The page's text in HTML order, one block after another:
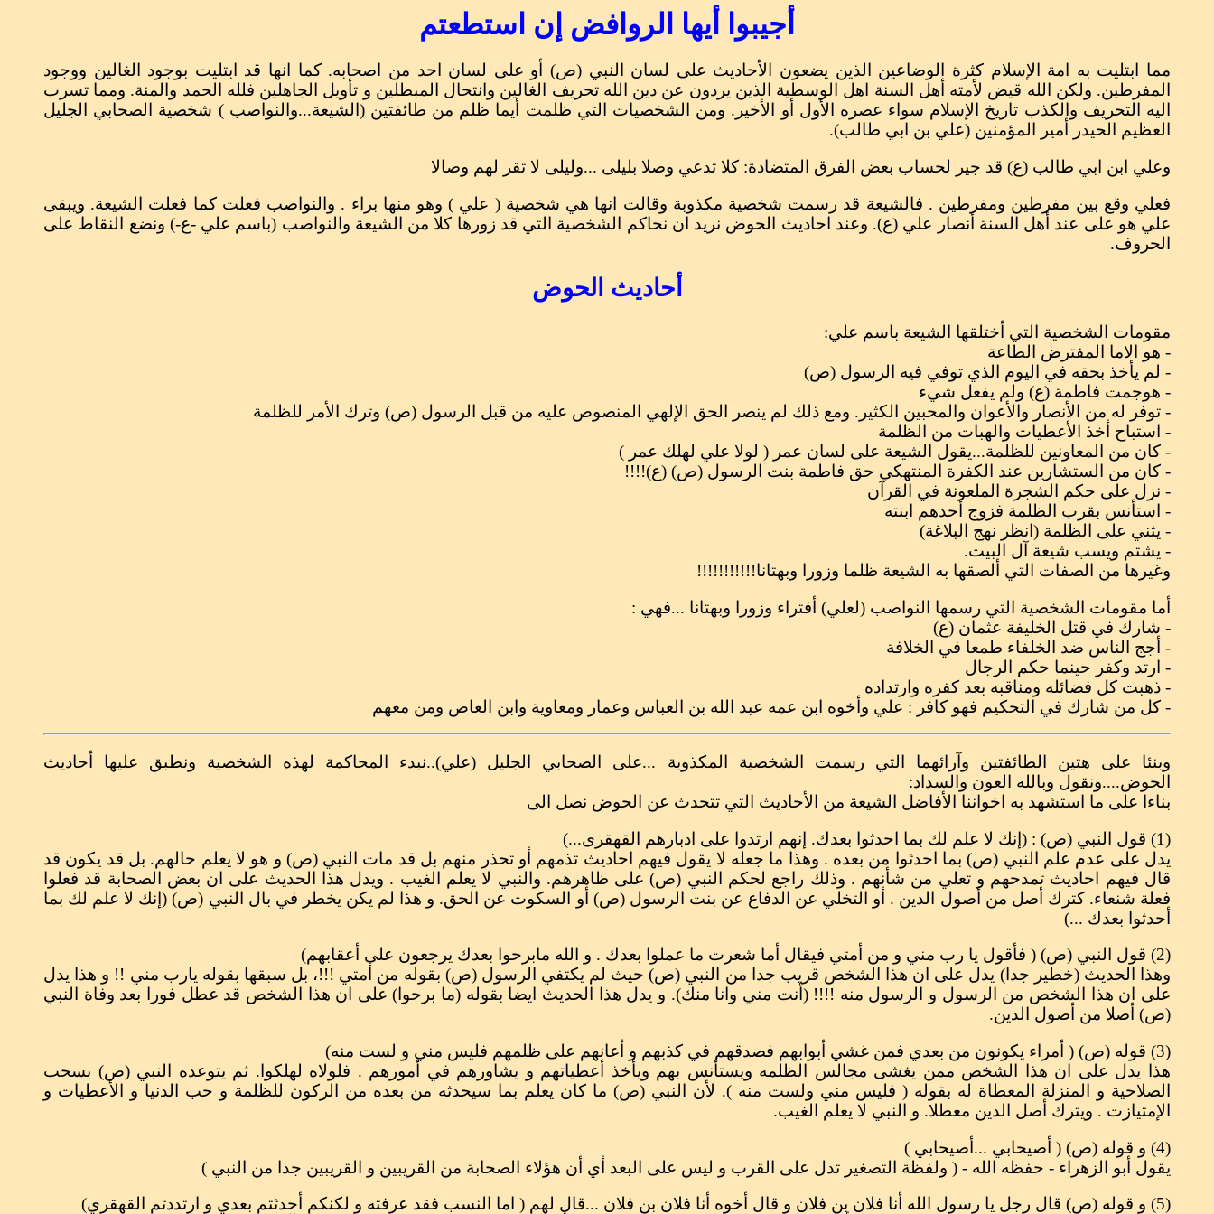
أجيبوا أيها الروافض إن استطعتم
مما ابتليت به امة الإسلام كثرة الوضاعين الذين يضعون الأحاديث على لسان النبي (ص) أو على لسان احد من اصحابه. كما انها قد ابتليت بوجود الغالين ووجود
المفرطين. ولكن الله قيض لأمته أهل السنة اهل الوسطية الذين يردون عن دين الله تحريف الغالين وانتحال المبطلين و تأويل الجاهلين فلله الحمد والمنة. ومما تسرب
اليه التحريف والكذب تاريخ الإسلام سواء عصره الأول أو الأخير. ومن الشخصيات التي ظلمت أيما ظلم من طائفتين (الشيعة...والنواصب ) شخصية الصحابي الجليل
العظيم الحيدر أمير المؤمنين (علي بن ابي طالب).
وعلي ابن ابي طالب (ع) قد جير لحساب بعض الفرق المتضادة: كلا تدعي وصلا بليلى ...وليلى لا تقر لهم وصالا
فعلي وقع بين مفرطين ومفرطين . فالشيعة قد رسمت شخصية مكذوبة وقالت انها هي شخصية ( علي ) وهو منها براء . والنواصب فعلت كما فعلت الشيعة. ويبقى
علي هو على عند أهل السنة أنصار علي (ع). وعند احاديث الحوض نريد ان نحاكم الشخصية التي قد زورها كلا من الشيعة والنواصب (باسم علي -ع-) ونضع النقاط على
الحروف.
أحاديث الحوض
مقومات الشخصية التي أختلقها الشيعة باسم علي:
- هو الاما المفترض الطاعة
- لم يأخذ بحقه في اليوم الذي توفي فيه الرسول (ص)
- هوجمت فاطمة (ع) ولم يفعل شيء
- توفر له من الأنصار والأعوان والمحبين الكثير. ومع ذلك لم ينصر الحق الإلهي المنصوص عليه من قبل الرسول (ص) وترك الأمر للظلمة
- استباح أخذ الأعطيات والهبات من الظلمة
- كان من المعاونين للظلمة...يقول الشيعة على لسان عمر ( لولا علي لهلك عمر )
- كان من الستشارين عند الكفرة المنتهكي حق فاطمة بنت الرسول (ص) (ع)!!!!
- نزل على حكم الشجرة الملعونة في القرآن
- استأنس بقرب الظلمة فزوج أحدهم ابنته
- يثني على الظلمة (انظر نهج البلاغة)
- يشتم ويسب شيعة آل البيت.
وغيرها من الصفات التي ألصقها به الشيعة ظلما وزورا وبهتانا!!!!!!!!!!!
أما مقومات الشخصية التي رسمها النواصب (لعلي) أفتراء وزورا وبهتانا ...فهي :
- شارك في قتل الخليفة عثمان (ع)
- أجج الناس ضد الخلفاء طمعا في الخلافة
- ارتد وكفر حينما حكم الرجال
- ذهبت كل فضائله ومناقبه بعد كفره وارتداده
- كل من شارك في التحكيم فهو كافر : علي وأخوه ابن عمه عبد الله بن العباس وعمار ومعاوية وابن العاص ومن معهم
وبنئا على هتين الطائفتين وآرائهما التي رسمت الشخصية المكذوبة ...على الصحابي الجليل (علي)..نبدء المحاكمة لهذه الشخصية ونطبق عليها أحاديث
الحوض....ونقول وبالله العون والسداد:
بناءا على ما استشهد به اخواننا الأفاضل الشيعة من الأحاديث التي تتحدث عن الحوض نصل الى
(1) قول النبي (ص) : (إنك لا علم لك بما احدثوا بعدك. إنهم ارتدوا على ادبارهم القهقرى...)
يدل على عدم علم النبي (ص) بما احدثوا من بعده . وهذا ما جعله لا يقول فيهم احاديث تذمهم أو تحذر منهم بل قد مات النبي (ص) و هو لا يعلم حالهم. بل قد يكون قد
قال فيهم احاديث تمدحهم و تعلي من شأنهم . وذلك راجع لحكم النبي (ص) على ظاهرهم. والنبي لا يعلم الغيب . ويدل هذا الحديث على ان بعض الصحابة قد فعلوا
فعلة شنعاء. كترك أصل من أصول الدين . أو التخلي عن الدفاع عن بنت الرسول (ص) أو السكوت عن الحق. و هذا لم يكن يخطر في بال النبي (ص) (إنك لا علم لك بما
أحدثوا بعدك ...)
(2) قول النبي (ص) ( فأقول يا رب مني و من أمتي فيقال أما شعرت ما عملوا بعدك . و الله مابرحوا بعدك يرجعون على أعقابهم)
وهذا الحديث (خطير جدا) يدل على ان هذا الشخص قريب جدا من النبي (ص) حيث لم يكتفي الرسول (ص) بقوله من أمتي !!!، بل سبقها بقوله يارب مني ‍‍!! و هذا يدل
على ان هذا الشخص من الرسول و الرسول منه !!!! (أنت مني وانا منك). و يدل هذا الحديث ايضا بقوله (ما برحوا) على ان هذا الشخص قد عطل فورا بعد وفاة النبي
(ص) أصلا من أصول الدين.
(3) قوله (ص) ( أمراء يكونون من بعدي فمن غشي أبوابهم فصدقهم في كذبهم و أعانهم على ظلمهم فليس مني و لست منه)
هذا يدل على ان هذا الشخص ممن يغشى مجالس الظلمه ويستأنس بهم ويأخذ أعطياتهم و يشاورهم في أمورهم . فلولاه لهلكوا. ثم يتوعده النبي (ص) بسحب
الصلاحية و المنزلة المعطاة له بقوله ( فليس مني ولست منه ). لأن النبي (ص) ما كان يعلم بما سيحدثه من بعده من الركون للظلمة و حب الدنيا و الأعطيات و
الإمتيازت . ويترك أصل الدين معطلا. و النبي لا يعلم الغيب.
(4) و قوله (ص) ( أصيحابي ...أصيحابي )
يقول أبو الزهراء - حفظه الله - ( ولفظة التصغير تدل على القرب و ليس على البعد أي أن هؤلاء الصحابة من القريبين و القريبين جدا من النبي )
(5) و قوله (ص) قال رجل يا رسول الله أنا فلان بن فلان و قال أخوه أنا فلان بن فلان ...قال لهم ( اما النسب فقد عرفته و لكنكم أحدثتم بعدي و ارتددتم القهقري)